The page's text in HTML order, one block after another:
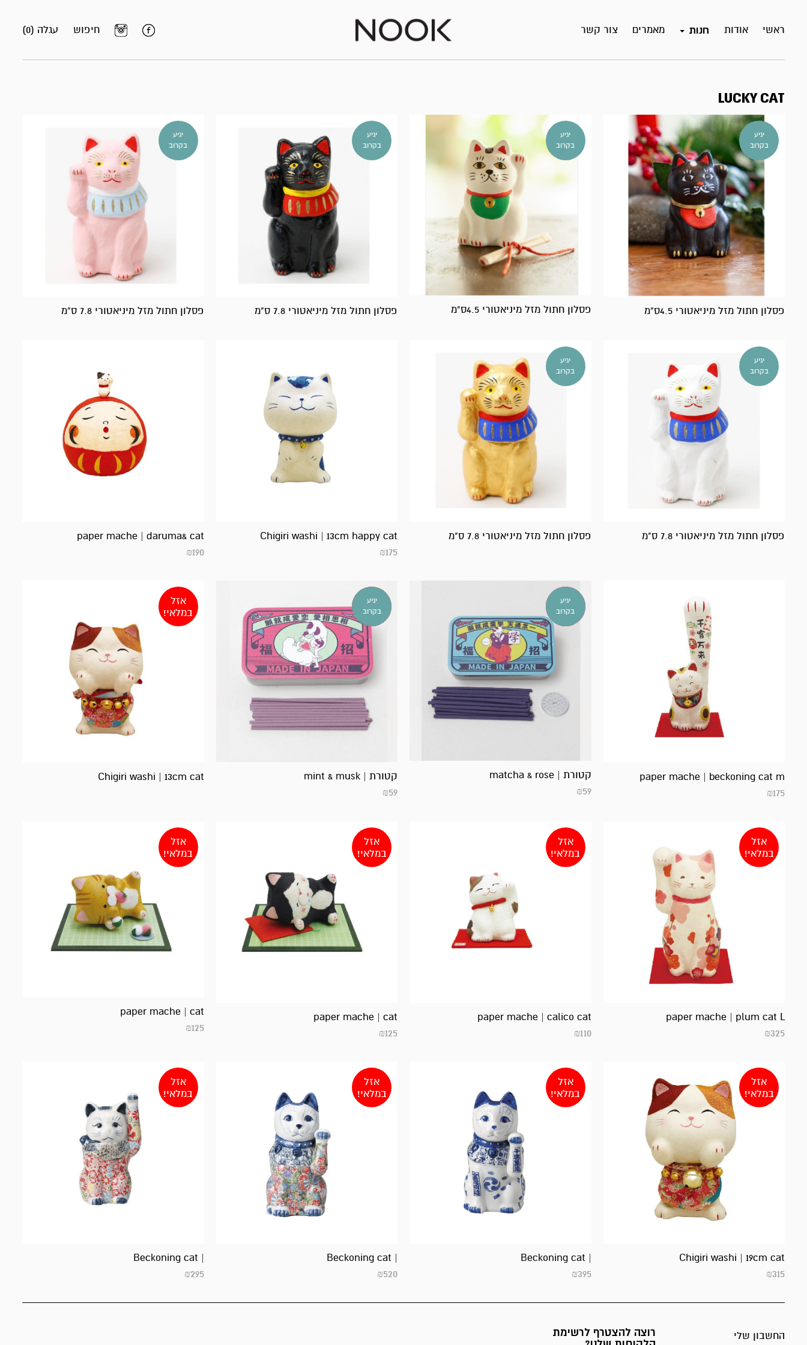
ראשי אודות חנות מאמרים צור קשר עגלה (0) חיפוש
LUCKY CAT
יגיע
בקרוב
פסלון חתול מזל מיניאטורי 4.5ס"מ
יגיע
בקרוב
פסלון חתול מזל מיניאטורי 4.5ס"מ
יגיע
בקרוב
פסלון חתול מזל מיניאטורי 7.8 ס"מ
יגיע
בקרוב
פסלון חתול מזל מיניאטורי 7.8 ס"מ
יגיע
בקרוב
פסלון חתול מזל מיניאטורי 7.8 ס"מ
יגיע
בקרוב
פסלון חתול מזל מיניאטורי 7.8 ס"מ
Chigiri washi | 13cm happy cat
₪175
paper mache | daruma& cat
₪190
paper mache | beckoning cat m
₪175
יגיע
בקרוב
אזל
במלאי!
קטורת | matcha & rose
₪59
יגיע
בקרוב
אזל
במלאי!
קטורת | mint & musk
₪59
אזל
במלאי!
Chigiri washi | 13cm cat
אזל
במלאי!
paper mache | plum cat L
₪325
אזל
במלאי!
paper mache | calico cat
₪110
אזל
במלאי!
paper mache | cat
₪125
אזל
במלאי!
paper mache | cat
₪125
אזל
במלאי!
Chigiri washi | 19cm cat
₪315
אזל
במלאי!
| Beckoning cat
₪395
אזל
במלאי!
| Beckoning cat
₪520
אזל
במלאי!
| Beckoning cat
₪295
החשבון שלי
רוצה להצטרף לרשימת